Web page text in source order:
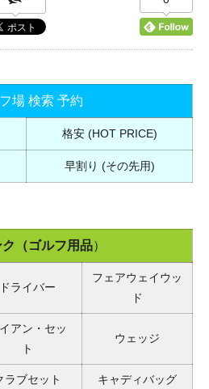
場 検索 予約
格安 (HOT PRICE)
早割り (その先用)
（ゴルフ用品）
ドライバー
フェアウェイウッ
ド
アン・セッ
ト
ウェッジ
ラブセット キャディバッグ